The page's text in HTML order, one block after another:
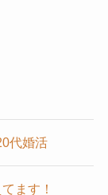
代婚活
ます！